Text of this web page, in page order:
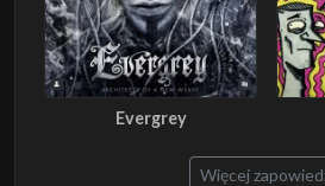
Evergrey
Więcej